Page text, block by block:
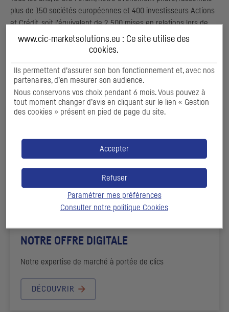
plus de 150 sociétés européennes et 400 investisseurs Actions
et Crédit, soit l’équivalent de 2 500 mises en relations lors de
group meetings et d'ateliers animés par les économistes et
Market Solutions
ENVIE D'EN SAVOIR PLUS ?
NOTRE OFFRE DIGITALE
Notre expertise de marché à portée de clics
DÉCOUVRIR
www.cic-marketsolutions.eu : Ce site utilise des
cookies
Ils permettent d’assurer son bon fonctionnement et, avec nos
partenaires, d’en mesurer son audience.
Nous conservons vos choix pendant 6 mois. Vous pouvez à
tout moment changer d’avis en cliquant sur le lien « Gestion
des cookies » présent en pied de page du site.
Accepter
Refuser
Paramétrer mes préférences
Consulter notre politique Cookies